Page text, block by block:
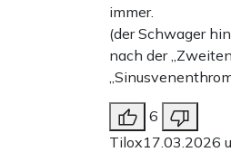
immer.
(der Schwager
nach der
6
Tilox17.03.2026